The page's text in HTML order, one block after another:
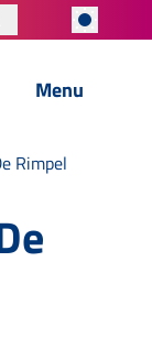
Menu
Rimpel